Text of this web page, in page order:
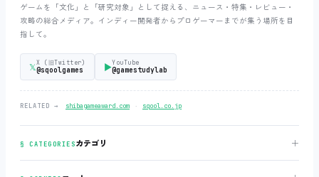
ゲームを「文化」と「研究対象」として捉える、ニュース・特集・レビュー・
攻略の総合メディア。インディー開発者からプロゲーマーまでが集う場所を目
指して。
𝕏 X (旧Twitter)
@sqoolgames ▶YouTube
@gamestudylab
RELATED → shibagameaward.com ‧ sqool.co.jp
§ CATEGORIESカテゴリ ＋